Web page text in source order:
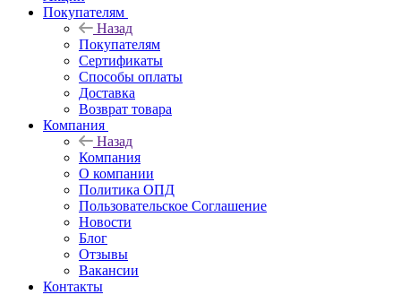
Покупателям
Назад
Покупателям
Сертификаты
Способы оплаты
Доставка
Возврат товара
Компания
Назад
Компания
О компании
Политика ОПД
Пользовательское Соглашение
Новости
Блог
Отзывы
Вакансии
Контакты